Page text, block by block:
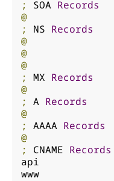
;
SOA Records
@
;
NS Records
@
@
@
; MX Records
@
; A Records
@
; AAAA Records
@
;
CNAME Records
api		IN	CNAME	www